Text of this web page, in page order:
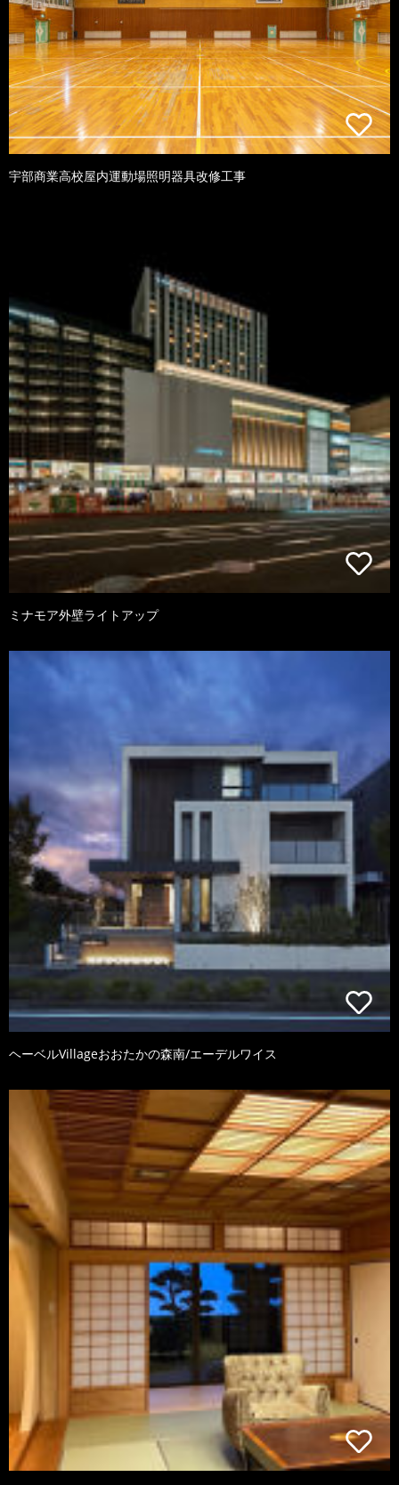
宇部商業高校屋内運動場照明器具改修工事
ミナモア外壁ライトアップ
ヘーベルVillageおおたかの森南/エーデルワイス